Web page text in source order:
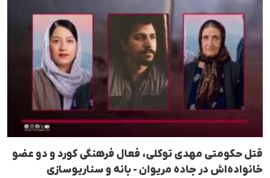
قتل حکومتی مهدی توکلی، فعال فرهنگی کورد و دو عضو
خانواده‌اش در جاده مریوان - بانه و سناریوسازی